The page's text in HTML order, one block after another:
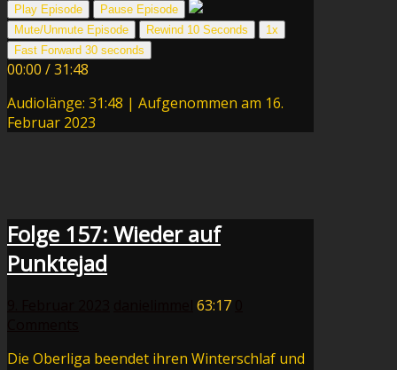
Play Episode
Pause Episode
Mute/Unmute Episode
Rewind 10 Seconds
1x
Fast Forward 30 seconds
00:00 /31:48
Audiolänge: 31:48 | Aufgenommen am 16.
Februar 2023
Folge 157: Wieder auf
Punktejad
63:17
Die Oberliga beendet ihren Winterschlaf und